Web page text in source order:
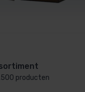
producten